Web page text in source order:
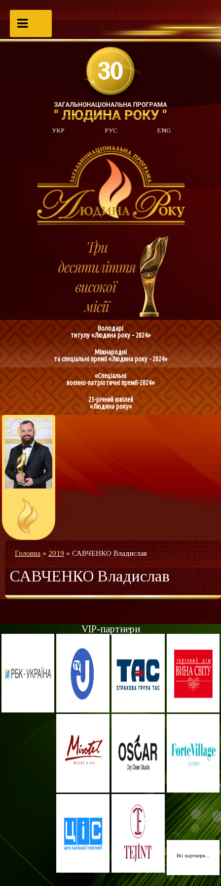
УКР РУС ENG
Володарі
титулу «Людина року – 2024»
Міжнародні
та спеціальні премії «Людина року - 2024»
«Спеціальні
воєнно-патріотичні премії-2024»
25-річний ювілей
«Людина року»
Головна» 2019 » САВЧЕНКО Владислав
САВЧЕНКО Владислав
VIP-партнери
Всі партнери...